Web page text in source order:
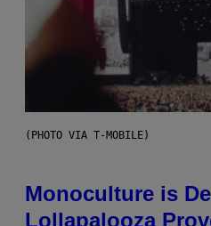
(PHOTO VIA T-MOBILE)
Monoculture is
Lollapalooza